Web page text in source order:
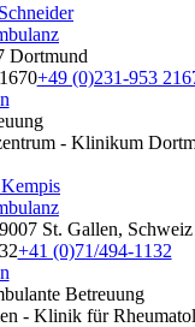
Dortmund
+49 (0)231-953
- Klinikum
St. Gallen, Schweiz
+41 (0)71/494-1132
Betreuung
- Klinik für